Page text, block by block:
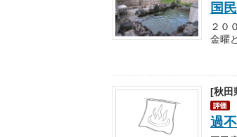
国
金曜
[秋田
過